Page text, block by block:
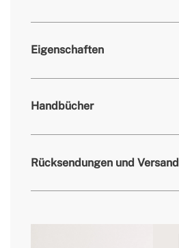
Eigenschaften
Farben
» Anzahl der Türen
» Geräuschpegel
Handbücher
Rücksendungen und Versand